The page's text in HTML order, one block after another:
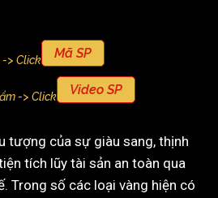
-> Click Mã SP
-> Click Video SP
tượng của sự giàu sang, thịnh
tích lũy tài sản an toàn qua
Trong số các loại vàng hiện có